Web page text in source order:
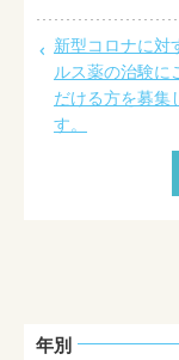
新型コロナに対
ルス薬の治験に
だける方を募集
す。
年別